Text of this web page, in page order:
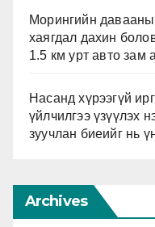
Морингийн давааны
хаягдал дахин
1.5 км урт авто зам
Насанд хүрээгүй
үйлчилгээ үзүүлэх
зуучлан биеийг нь
Archives